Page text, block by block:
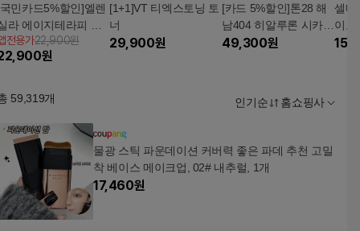
민카드5%할인]엘렌
라 에이지테라피 대
량 토너 2개
전용가22,900원
원
[1+1]VT 티엑스토닝 토
너
29,900원
[카드 5%할인]톤28 해
남404 히알루론 시카
토너 300ml + 히알루론
49,300원
셀메
이트
70매
59,319개 인기순 홈쇼핑사
물광 스틱 파운데이션 커버력 좋은 파데 추천 고밀
착 베이스 메이크업, 02# 내추럴, 1개
17,460원